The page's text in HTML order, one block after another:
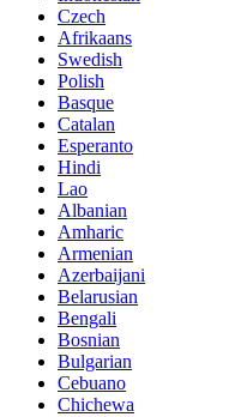
Czech
Afrikaans
Swedish
Polish
Basque
Catalan
Esperanto
Hindi
Lao
Albanian
Amharic
Armenian
Azerbaijani
Belarusian
Bengali
Bosnian
Bulgarian
Cebuano
Chichewa